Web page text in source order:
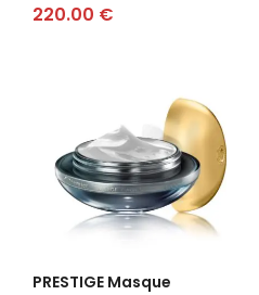
220.00 €
PRESTIGE Masque